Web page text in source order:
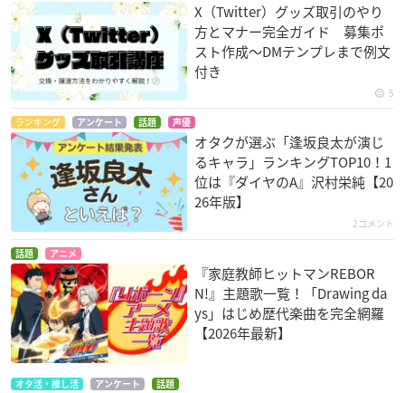
X（Twitter）グッズ取引のやり
方とマナー完全ガイド 募集ポ
スト作成〜DMテンプレまで例文
付き
5
ランキング アンケート 話題 声優
オタクが選ぶ「逢坂良太が演じ
るキャラ」ランキングTOP10！1
位は『ダイヤのA』沢村栄純【20
26年版】
2コメント
話題 アニメ
『家庭教師ヒットマンREBOR
N!』主題歌一覧！「Drawing da
ys」はじめ歴代楽曲を完全網羅
【2026年最新】
オタ活・推し活 アンケート 話題